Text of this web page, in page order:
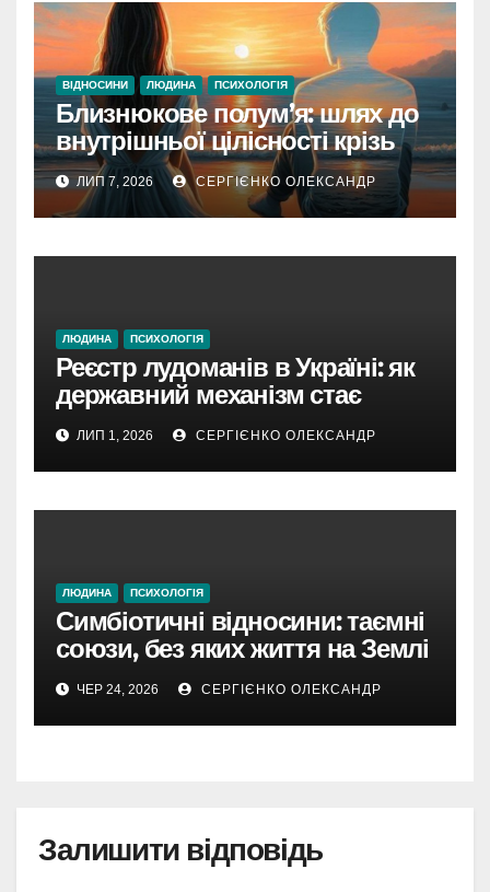
ВІДНОСИНИ ЛЮДИНА ПСИХОЛОГІЯ
Близнюкове полум’я: шлях до
внутрішньої цілісності крізь
дзеркало душі
ЛИП 7, 2026 СЕРГІЄНКО ОЛЕКСАНДР
ЛЮДИНА ПСИХОЛОГІЯ
Реєстр лудоманів в Україні: як
державний механізм стає
цифровим щитом проти
азартної пастки
ЛИП 1, 2026 СЕРГІЄНКО ОЛЕКСАНДР
ЛЮДИНА ПСИХОЛОГІЯ
Симбіотичні відносини: таємні
союзи, без яких життя на Землі
виглядало б інакше
ЧЕР 24, 2026 СЕРГІЄНКО ОЛЕКСАНДР
Залишити відповідь